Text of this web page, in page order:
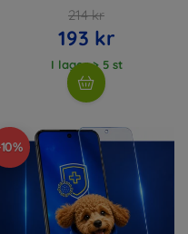
214 kr
193 kr
I lager > 5 st